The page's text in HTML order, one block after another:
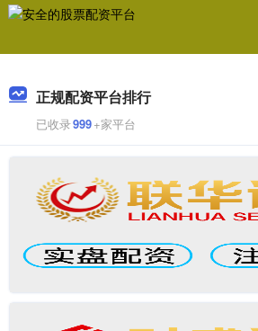
正规配资平台排行
已收录999+家平台